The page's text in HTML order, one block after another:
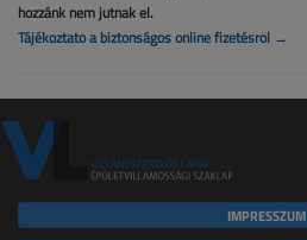
hozzánk nem jutnak el.
Tájékoztató a biztonságos online fizetésről →
IMPRESSZUM